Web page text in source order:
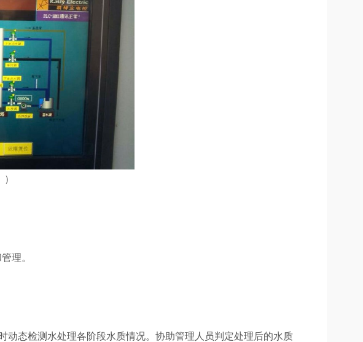
理。
态检测水处理各阶段水质情况。协助管理人员判定处理后的水质